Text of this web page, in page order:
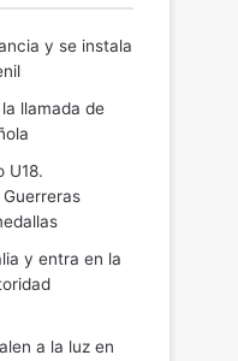
y se instala
llamada de
U18.
y entra en la
a la luz en